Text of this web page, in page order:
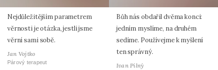
Nejdůležitějším parametrem
věrnosti je otázka, jestli jsme
věrní sami sobě.
Jan Vojtko
Párový terapeut
Bůh nás obdařil dvěma konci:
jedním myslíme, na druhém
sedíme. Používejme k myšlení
ten správný.
Ivan Pilný